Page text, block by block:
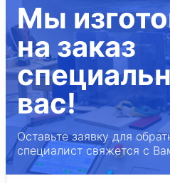
Мы
на заказ
вас!
Оставьте заявку для
специалист свяжется с